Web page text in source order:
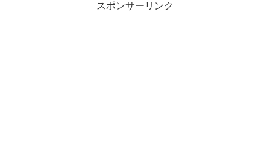
スポンサーリンク